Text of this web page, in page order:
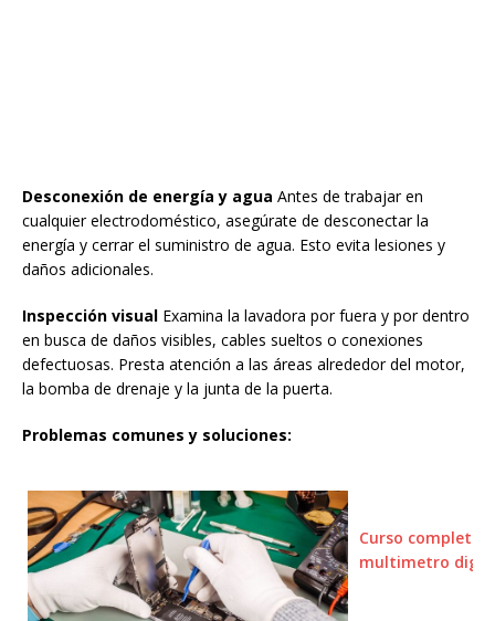
Desconexión de energía y agua Antes de trabajar en
cualquier electrodoméstico, asegúrate de desconectar la
energía y cerrar el suministro de agua. Esto evita lesiones y
daños adicionales.
Inspección visual Examina la lavadora por fuera y por dentro
en busca de daños visibles, cables sueltos o conexiones
defectuosas. Presta atención a las áreas alrededor del motor,
la bomba de drenaje y la junta de la puerta.
Problemas comunes y soluciones:
Curso completo
multimetro